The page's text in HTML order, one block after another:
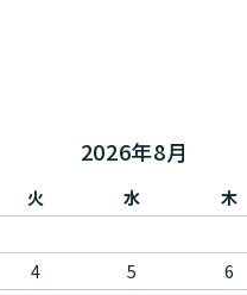
2026年8月
火 水 木
4 5 6